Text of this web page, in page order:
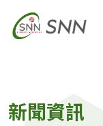
新聞資訊